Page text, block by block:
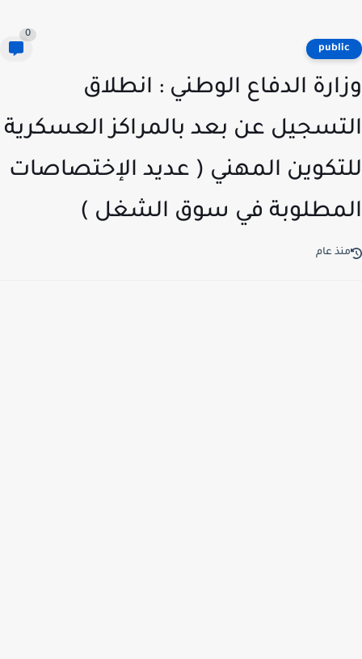
الدفاع الوطني : انطلاق
عن بعد بالمراكز العسكرية
المهني ( عديد الإختصاصات
في سوق الشغل )
عام